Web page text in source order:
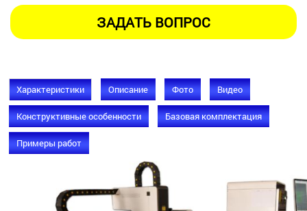
Характеристики Описание Фото Видео
Конструктивные особенности Базовая комплектация
Примеры работ